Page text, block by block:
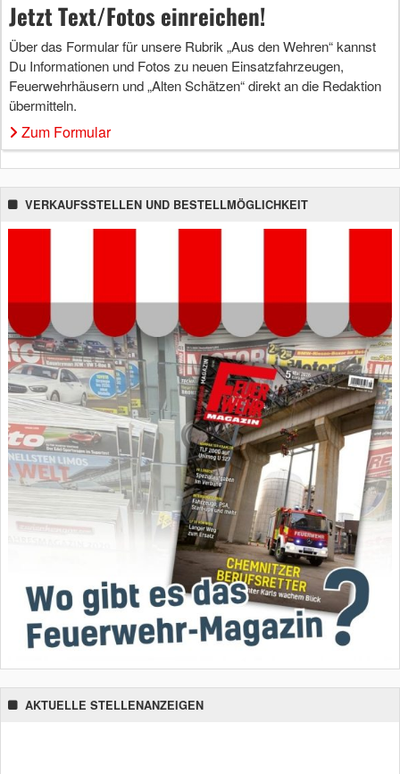
Jetzt Text/Fotos einreichen!
Über das Formular für unsere Rubrik „Aus den Wehren“ kannst
Du Informationen und Fotos zu neuen Einsatzfahrzeugen,
Feuerwehrhäusern und „Alten Schätzen“ direkt an die Redaktion
übermitteln.
Zum Formular
VERKAUFSSTELLEN UND BESTELLMÖGLICHKEIT
AKTUELLE STELLENANZEIGEN